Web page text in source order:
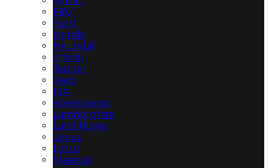
FIAT
Ford
Honda
Hyundai
Infiniti
Jaguar
Jeep
KIA
Koenigsegg
Lamborghini
Land Rover
Lexus
Lotus
Maserati